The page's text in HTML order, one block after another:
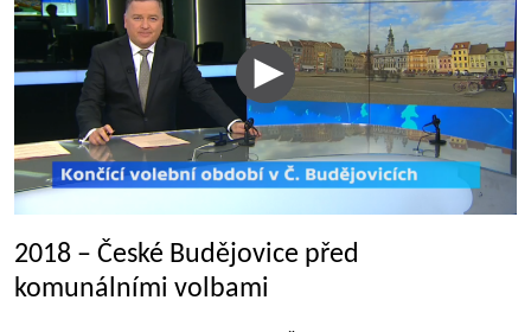
2018 – České Budějovice před
komunálními volbami